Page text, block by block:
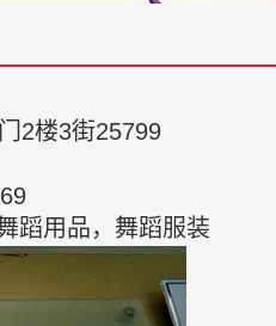
2楼3街25799
蹈用品，舞蹈服装